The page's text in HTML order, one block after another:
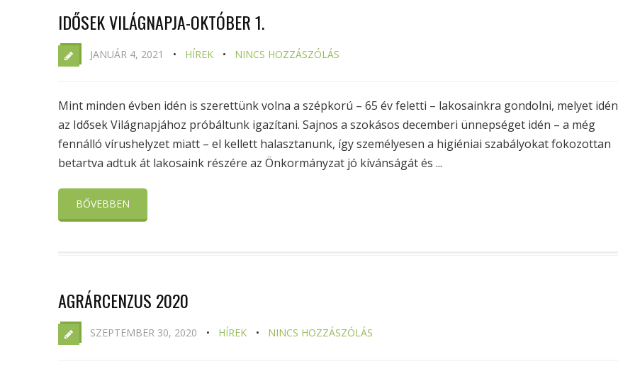
IDŐSEK VILÁGNAPJA-OKTÓBER 1.
JANUÁR 4, 2021 HÍREK NINCS HOZZÁSZÓLÁS
Mint minden évben idén is szerettünk volna a szépkorú – 65 év feletti – lakosainkra gondolni, melyet idén
az Idősek Világnapjához próbáltunk igazítani. Sajnos a szokásos decemberi ünnepséget idén – a még
fennálló vírushelyzet miatt – el kellett halasztanunk, így személyesen a higiéniai szabályokat fokozottan
betartva adtuk át lakosaink részére az Önkormányzat jó kívánságát és ...
BŐVEBBEN
AGRÁRCENZUS 2020
SZEPTEMBER 30, 2020 HÍREK NINCS HOZZÁSZÓLÁS